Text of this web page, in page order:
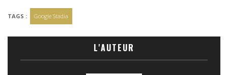
TAGS : Google Stadia
L'AUTEUR